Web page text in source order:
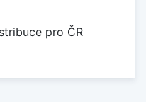
pro ČR